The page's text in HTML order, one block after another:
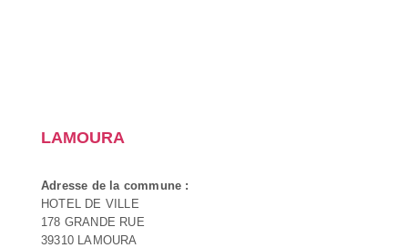
LAMOURA
Adresse de la commune :
HOTEL DE VILLE
178 GRANDE RUE
39310 LAMOURA